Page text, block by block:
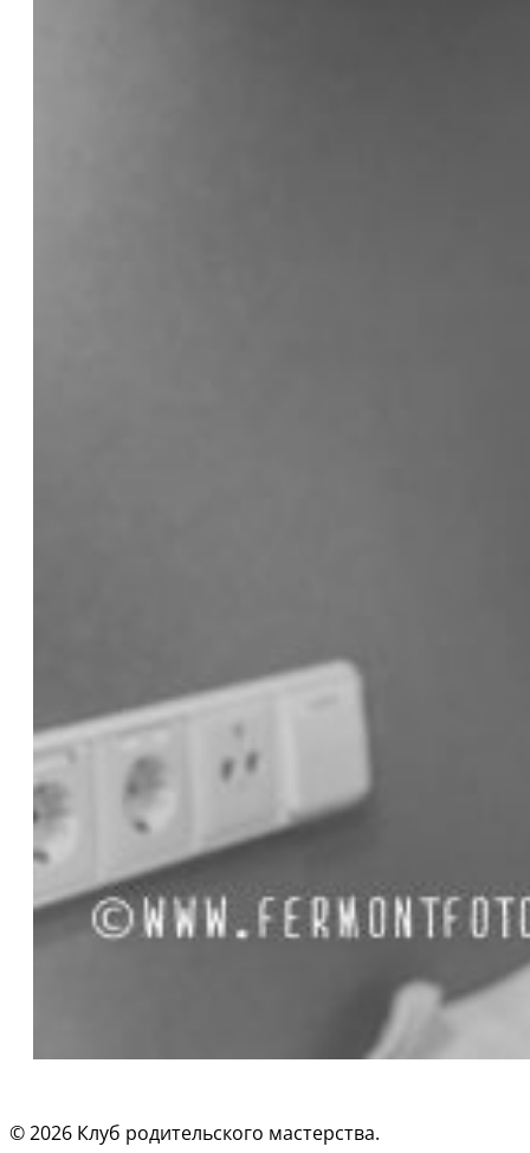
© 2026 Клуб родительского мастерства.